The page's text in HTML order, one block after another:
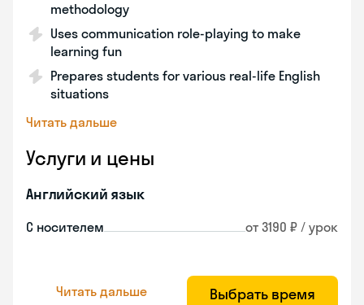
methodology
Uses communication role-playing to make
learning fun
Prepares students for various real-life English
situations
Читать дальше
Услуги и цены
Английский язык
С носителем от 3190 ₽ / урок
Читать дальше Выбрать время